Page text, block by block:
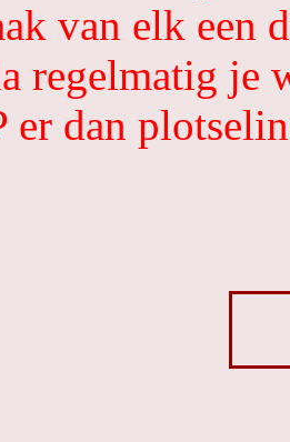
van elk een
regelmatig je
er dan